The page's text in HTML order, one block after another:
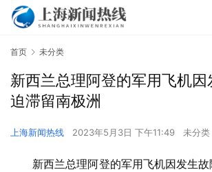
首页 未分类
新西兰总理阿登的军用飞机
迫滞留南极洲
上海新闻热线 2023年5月3日 下午11:49 未分类
新西兰总理阿登的军用飞机因发生